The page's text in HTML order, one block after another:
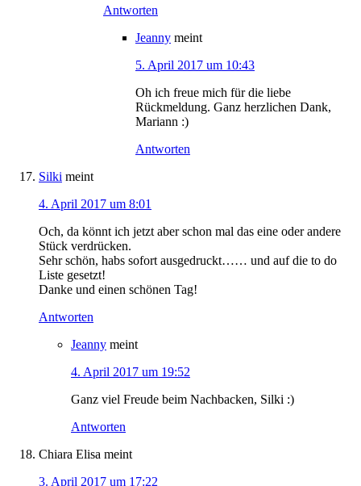
Antworten
Jeanny meint
5. April 2017 um 10:43
Oh ich freue mich für die liebe
Rückmeldung. Ganz herzlichen Dank,
Mariann :)
Antworten
Silki meint
4. April 2017 um 8:01
Och, da könnt ich jetzt aber schon mal das eine oder andere
Stück verdrücken.
Sehr schön, habs sofort ausgedruckt…… und auf die to do
Liste gesetzt!
Danke und einen schönen Tag!
Antworten
Jeanny meint
4. April 2017 um 19:52
Ganz viel Freude beim Nachbacken, Silki :)
Antworten
Chiara Elisa meint
3. April 2017 um 17:22